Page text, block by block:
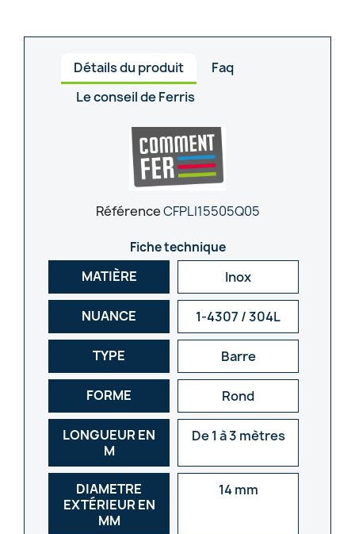
Détails du produit
Faq
Le conseil de Ferris
RéférenceCFPLI15505Q05
Fiche technique
MATIÈRE Inox
NUANCE 1-4307 / 304L
TYPE Barre
FORME Rond
LONGUEUR EN
M
De 1 à 3 mètres
DIAMETRE
EXTÉRIEUR EN
MM
14 mm